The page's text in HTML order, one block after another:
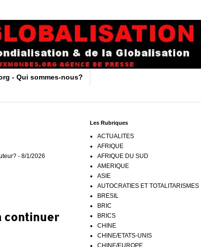
- Qui sommes-nous?
- 8/1/2026
continuer
Les Rubriques
ACTUALITES
AFRIQUE
AFRIQUE DU SUD
AMERIQUE
ASIE
AUTOCRATIES ET TOTALITARISMES
BRESIL
BRIC
BRICS
CHINE
CHINE/ETATS-UNIS
CHINE/EUROPE